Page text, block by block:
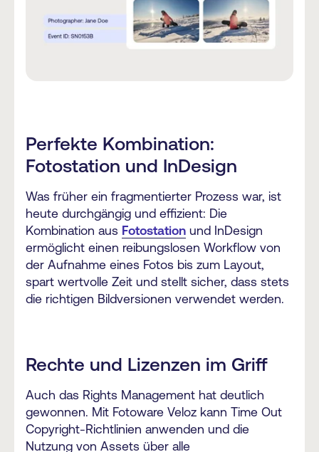
Perfekte Kombination:
Fotostation und InDesign
Was früher ein fragmentierter Prozess war, ist
heute durchgängig und effizient: Die
Kombination aus Fotostation und InDesign
ermöglicht einen reibungslosen Workflow von
der Aufnahme eines Fotos bis zum Layout,
spart wertvolle Zeit und stellt sicher, dass stets
die richtigen Bildversionen verwendet werden.
Rechte und Lizenzen im Griff
Auch das Rights Management hat deutlich
gewonnen. Mit Fotoware Veloz kann Time Out
Copyright-Richtlinien anwenden und die
Nutzung von Assets über alle